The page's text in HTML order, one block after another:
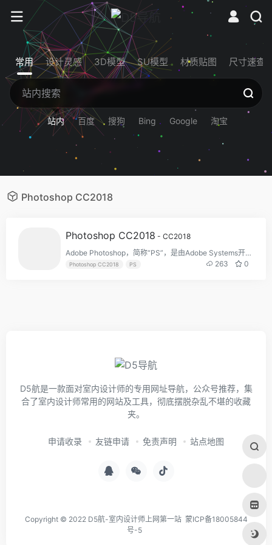
常用 设计灵感 3D模型 SU模型 材质贴图 尺寸速查
站内 百度 搜狗 Bing Google 淘宝
Photoshop CC2018
Photoshop CC2018 - CC2018
Adobe Photoshop，简称“PS”，是由Adobe Systems开发和发行的图像处理软件。该软件主要处理以像素所构成的数字图像。使用其众多的编修与绘图工具，可以有效地进行图片编辑工作。ps有很多功能，在图像、图形、文字、视频、出版等各方面都有涉及。
Photoshop CC2018 PS 263 0
D5航是一款面对室内设计师的专用网址导航，公众号推荐，集
合了室内设计师常用的网站及工具，彻底摆脱杂乱不堪的收藏
夹。
申请收录 友链申请 免责声明 站点地图
Copyright © 2022 D5航-室内设计师上网第一站 蒙ICP备18005844
号-5